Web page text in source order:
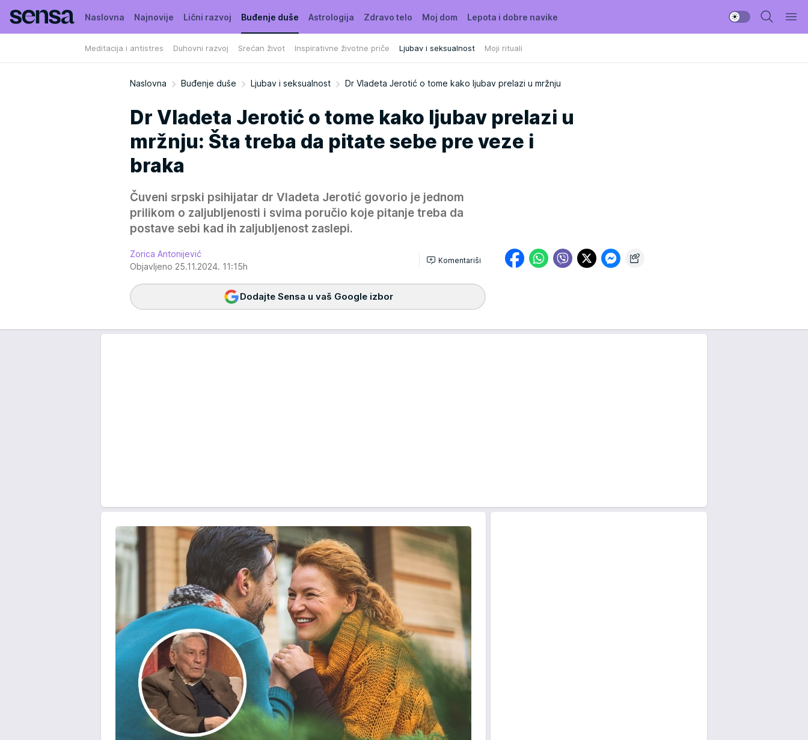
Naslovna Najnovije Lični razvoj Buđenje duše
Meditacija i antistres Duhovni razvoj Srećan život Inspirativne životne priče Ljubav i seksualnost Moji rituali
Astrologija Zdravo telo Moj dom Lepota i dobre navike
Naslovna Buđenje duše Ljubav i seksualnost Dr Vladeta Jerotić o tome kako ljubav prelazi u mržnju
Dr Vladeta Jerotić o tome kako ljubav prelazi u
mržnju: Šta treba da pitate sebe pre veze i
braka
Čuveni srpski psihijatar dr Vladeta Jerotić govorio je jednom
prilikom o zaljubljenosti i svima poručio koje pitanje treba da
postave sebi kad ih zaljubljenost zaslepi.
Zorica Antonijević
Objavljeno 25.11.2024. 11:15h
Komentariši
Dodajte Sensa u vaš Google izbor